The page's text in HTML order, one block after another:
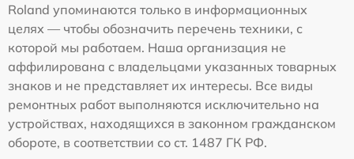
Roland упоминаются только в информационных
целях — чтобы обозначить перечень техники, с
которой мы работаем. Наша организация не
аффилирована с владельцами указанных товарных
знаков и не представляет их интересы. Все виды
ремонтных работ выполняются исключительно на
устройствах, находящихся в законном гражданском
обороте, в соответствии со ст. 1487 ГК РФ.